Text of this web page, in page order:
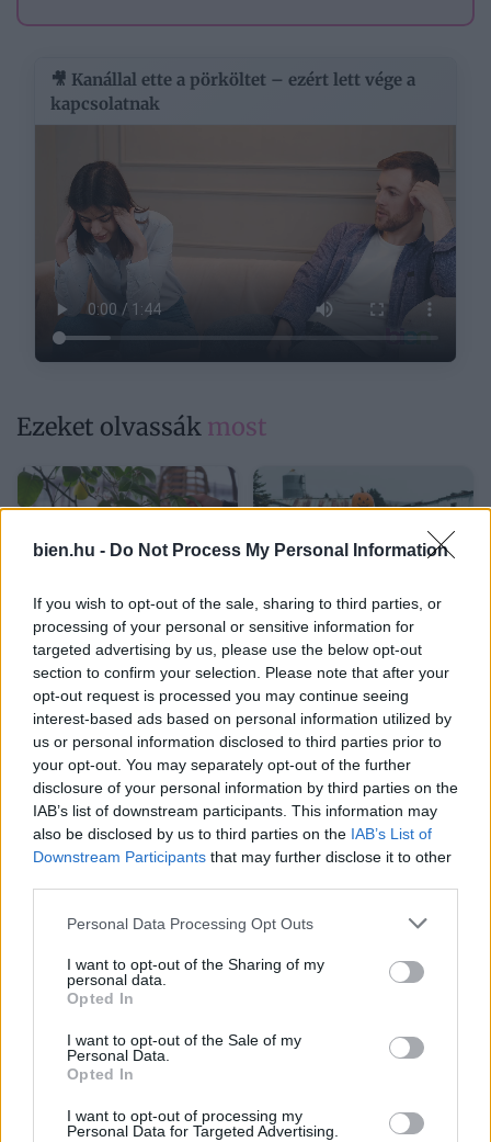
bien.hu - Do Not Process My Personal Information
If you wish to opt-out of the sale, sharing to third parties, or
processing of your personal or sensitive information for
targeted advertising by us, please use the below opt-out
section to confirm your selection. Please note that after your
opt-out request is processed you may continue seeing
interest-based ads based on personal information utilized by
us or personal information disclosed to third parties prior to
your opt-out. You may separately opt-out of the further
disclosure of your personal information by third parties on the
IAB’s list of downstream participants. This information may
also be disclosed by us to third parties on the IAB’s List of
Downstream Participants that may further disclose it to other
Please note that this website/app uses one or more Google
not limited to your visit or usage behaviour. You may click to
grant or deny consent to Google and its third-party tags to
use your data for below specified purposes in below Google
consent section.
Personal Data Processing Opt Outs
I want to opt-out of the Sharing of my
personal data.
Opted In
I want to opt-out of the Sale of my
Personal Data.
Opted In
I want to opt-out of processing my
Personal Data for Targeted Advertising.
🎥 Kanállal ette a pörköltet – ezért lett vége a
kapcsolatnak
Ezeket olvassák most
Így nevelj saját citromfát
otthon: a mediterrán
hangulat titka pár
egyszerű lépésben
„Anyám és apám új
barátnője
összeverekedtek” – Így
lett a nagy napom életem
legrosszabbja
30 felett ne legyen
múltja” – Lehet, hogy te
vagy túl válogatós?
számíthatsz áttörésre